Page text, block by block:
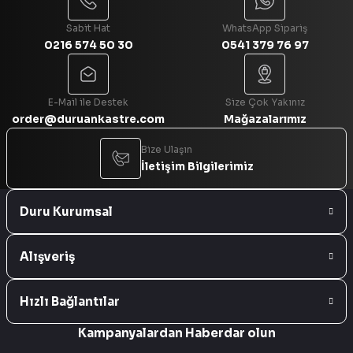
Sabit Hat
0216 574 50 30
WhatsApp Sipariş
0541 379 76 97
E-Mail ile Destek
order@duruankastre.com
Size Çok Yakınız
Mağazalarımız
Bize Ulaşın
İletişim Bilgilerimiz
Duru Kurumsal
Alışveriş
Hızlı Bağlantılar
Kampanyalardan Haberdar olun